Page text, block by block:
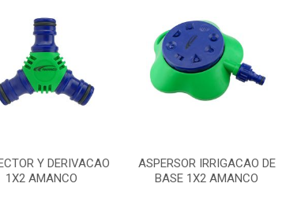
Y DERIVACAO
1X2 AMANCO
ASPERSOR IRRIGACAO DE
BASE 1X2 AMANCO